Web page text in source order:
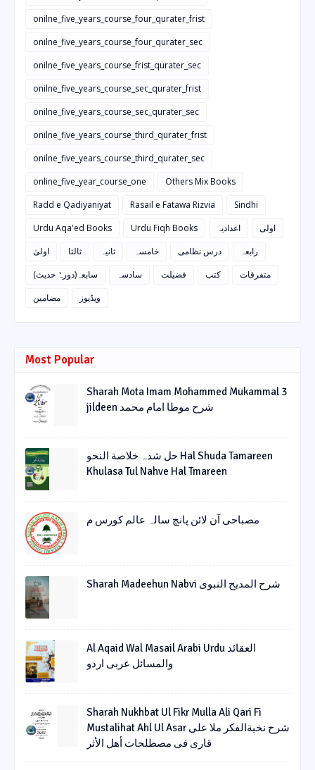
onilne_five_years_course_four_qurater_frist
onilne_five_years_course_four_qurater_sec
onilne_five_years_course_frist_qurater_sec
onilne_five_years_course_sec_qurater_frist
onilne_five_years_course_sec_qurater_sec
onilne_five_years_course_third_qurater_frist
onilne_five_years_course_third_qurater_sec
online_five_year_course_one
Others Mix Books
Radd e Qadiyaniyat
Rasail e Fatawa Rizvia
Sindhi
Urdu Aqa'ed Books
Urdu Fiqh Books اعدادیہ
اولی
اولیٰ
ثالثا ثانیہ خامسہ درس نظامی
رابعہ
سابعہ(دورہٌ حدیث)
سادسہ فضیلت کتب
متفرقات
مضامین
ویڈیوز
Most Popular
Sharah Mota Imam Mohammed Mukammal 3
jildeen شرح موطا امام محمد
حل شدہ خلاصة النحو Hal Shuda Tamareen
Khulasa Tul Nahve Hal Tmareen
مصباحی آن لائن پانچ سالہ عالم کورس م
Sharah Madeehun Nabvi شرح المدیح النبوی
Al Aqaid Wal Masail Arabi Urdu العقائد
والمسائل عربی اردو
Sharah Nukhbat Ul Fikr Mulla Ali Qari Fi
Mustalihat Ahl Ul Asar شرح نخبةالفکر ملا علی
قاری فی مصطلحات أھل الأثر